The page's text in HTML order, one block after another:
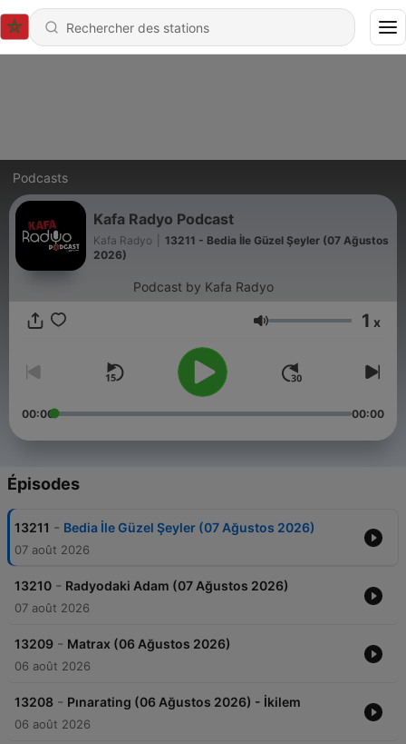
Podcasts
Kafa Radyo Podcast
Kafa Radyo
13211 - Bedia İle Güzel Şeyler (07 Ağustos
2026)
Podcast by Kafa Radyo
Volume 1 x
00:00 00:00
Épisodes
13211 - Bedia İle Güzel Şeyler (07 Ağustos 2026)
07 août 2026
13210 - Radyodaki Adam (07 Ağustos 2026)
07 août 2026
13209 - Matrax (06 Ağustos 2026)
06 août 2026
13208 - Pınarating (06 Ağustos 2026) - İkilem
06 août 2026